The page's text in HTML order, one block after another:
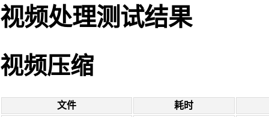
视频处理测试结果
视频压缩
文件
耗时